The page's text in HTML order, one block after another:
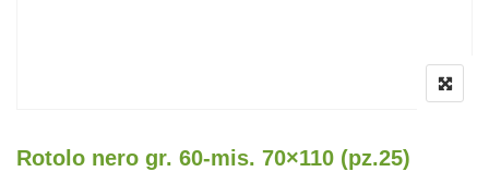
Rotolo nero gr. 60-mis. 70×110 (pz.25)